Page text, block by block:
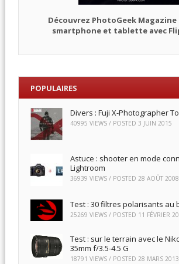
Découvrez PhotoGeek
smartphone et tablette avec
POPULAIRES
Divers : Fuji X-Photographer
40995 VIEWS / POSTED 3 JUIN 2015
Astuce : shooter en mode
Lightroom
36939 VIEWS / POSTED 28 AOÛT 2008
Test : 30 filtres polarisants au
25269 VIEWS / POSTED 11 FÉVRIER
Test : sur le terrain avec le
35mm f/3.5-4.5 G
18791 VIEWS / POSTED 28 MARS 2013